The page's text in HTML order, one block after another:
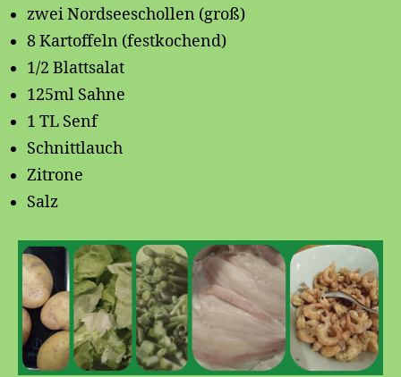
zwei Nordseeschollen (groß)
8 Kartoffeln (festkochend)
1/2 Blattsalat
125ml Sahne
1 TL Senf
Schnittlauch
Zitrone
Salz